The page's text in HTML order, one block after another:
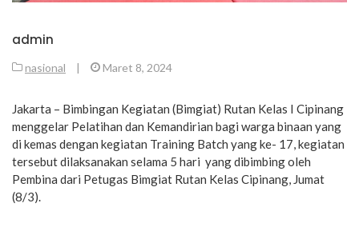
admin
nasional | Maret 8, 2024
Jakarta – Bimbingan Kegiatan (Bimgiat) Rutan Kelas I Cipinang
menggelar Pelatihan dan Kemandirian bagi warga binaan yang
di kemas dengan kegiatan Training Batch yang ke- 17, kegiatan
tersebut dilaksanakan selama 5 hari yang dibimbing oleh
Pembina dari Petugas Bimgiat Rutan Kelas Cipinang, Jumat
(8/3).